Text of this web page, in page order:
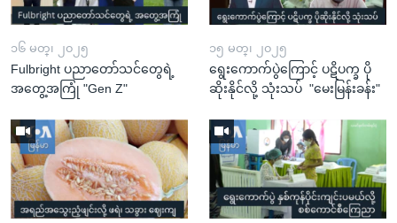
၁၆ မတ္၊ ၂၀၂၅
Fulbright ပညာတော်သင်တွေရဲ့
အတွေ့အကြုံ "Gen Z"
၁၅ မတ္၊ ၂၀၂၅
ရွေးကောက်ပွဲကြောင့် ပဋိပက္ခ ပို
ဆိုးနိုင်လို့ သုံးသပ် "မေးမြန်းခန်း"